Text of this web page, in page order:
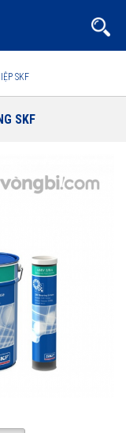
SKF
SKF